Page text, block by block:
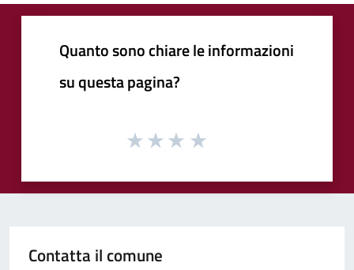
Quanto sono chiare le informazioni
su questa pagina?
Contatta il comune